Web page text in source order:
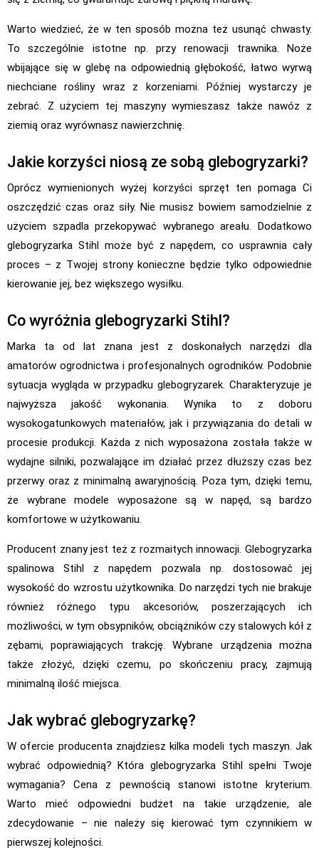
Warto wiedzieć, że w ten sposób można też usunąć chwasty.
To szczególnie istotne np. przy renowacji trawnika. Noże
wbijające się w glebę na odpowiednią głębokość, łatwo wyrwą
niechciane rośliny wraz z korzeniami. Później wystarczy je
zebrać. Z użyciem tej maszyny wymieszasz także nawóz z
ziemią oraz wyrównasz nawierzchnię.
Jakie korzyści niosą ze sobą glebogryzarki?
Oprócz wymienionych wyżej korzyści sprzęt ten pomaga Ci
oszczędzić czas oraz siły. Nie musisz bowiem samodzielnie z
użyciem szpadla przekopywać wybranego areału. Dodatkowo
glebogryzarka Stihl może być z napędem, co usprawnia cały
proces – z Twojej strony konieczne będzie tylko odpowiednie
kierowanie jej, bez większego wysiłku.
Co wyróżnia glebogryzarki Stihl?
Marka ta od lat znana jest z doskonałych narzędzi dla
amatorów ogrodnictwa i profesjonalnych ogrodników. Podobnie
sytuacja wygląda w przypadku glebogryzarek. Charakteryzuje je
najwyższa jakość wykonania. Wynika to z doboru
wysokogatunkowych materiałów, jak i przywiązania do detali w
procesie produkcji. Każda z nich wyposażona została także w
wydajne silniki, pozwalające im działać przez dłuższy czas bez
przerwy oraz z minimalną awaryjnością. Poza tym, dzięki temu,
że wybrane modele wyposażone są w napęd, są bardzo
komfortowe w użytkowaniu.
Producent znany jest też z rozmaitych innowacji. Glebogryzarka
spalinowa Stihl z napędem pozwala np. dostosować jej
wysokość do wzrostu użytkownika. Do narzędzi tych nie brakuje
również różnego typu akcesoriów, poszerzających ich
możliwości, w tym obsypników, obciążników czy stalowych kół z
zębami, poprawiających trakcję. Wybrane urządzenia można
także złożyć, dzięki czemu, po skończeniu pracy, zajmują
minimalną ilość miejsca.
Jak wybrać glebogryzarkę?
W ofercie producenta znajdziesz kilka modeli tych maszyn. Jak
wybrać odpowiednią? Która glebogryzarka Stihl spełni Twoje
wymagania? Cena z pewnością stanowi istotne kryterium.
Warto mieć odpowiedni budżet na takie urządzenie, ale
zdecydowanie – nie należy się kierować tym czynnikiem w
pierwszej kolejności.